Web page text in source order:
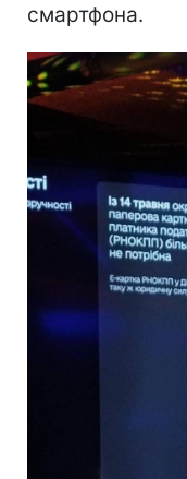
смартфона.